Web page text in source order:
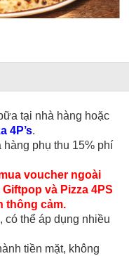
tại nhà hàng hoặc
4P’s.
hàng phụ thu 15% phí
voucher ngoài
và Pizza 4PS
thông cảm.
có thể áp dụng nhiều
tiền mặt, không